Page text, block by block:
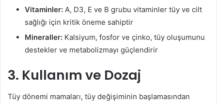
Vitaminler: A, D3, E ve B grubu vitaminler tüy ve cilt
sağlığı için kritik öneme sahiptir
Mineraller: Kalsiyum, fosfor ve çinko, tüy oluşumunu
destekler ve metabolizmayı güçlendirir
3. Kullanım ve Dozaj
Tüy dönemi mamaları, tüy değişiminin başlamasından